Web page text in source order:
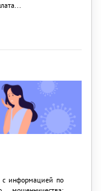
с информацией по